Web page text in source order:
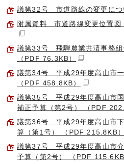
議第32号 市道路線の変更につ
附属資料 市道路線変更位置図
議第33号 飛騨農業共済事務組
（PDF 76.3KB）
議第34号 平成29年度高山市一
（PDF 458.8KB）
議第35号 平成29年度高山市
補正予算（第2号） （PDF
議第36号 平成29年度高山市
算（第1号） （PDF 215.8KB）
議第37号 平成29年度高山市介
予算（第2号） （PDF 115.6KB